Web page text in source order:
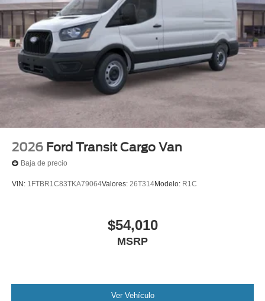
2026 Ford Transit Cargo Van
Baja de precio
VIN: 1FTBR1C83TKA79064Valores: 26T314Modelo: R1C
$54,010
MSRP
Ver Vehículo